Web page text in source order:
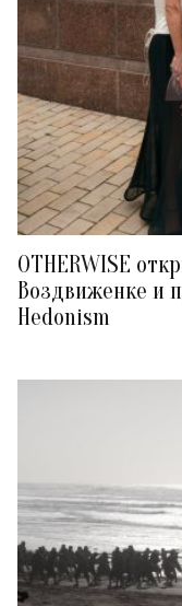
OTHERWISE
Воздвиженке и
Hedonism